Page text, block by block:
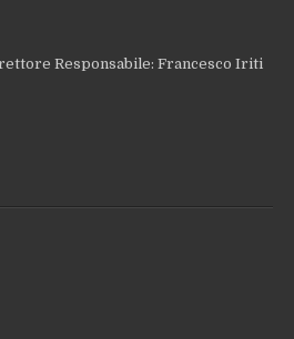
Responsabile: Francesco Iriti